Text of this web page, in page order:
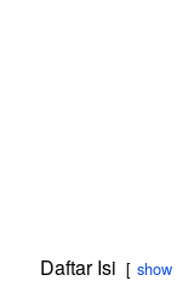
Daftar Isi show